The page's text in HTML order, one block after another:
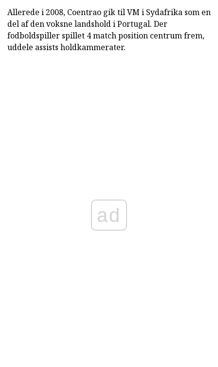
Allerede i 2008, Coentrao gik til VM i Sydafrika som en
del af den voksne landshold i Portugal. Der
fodboldspiller spillet 4 match position centrum frem,
uddele assists holdkammerater.
ad